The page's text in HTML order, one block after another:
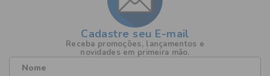
Cadastre seu E-mail
Receba promoções, lançamentos e
novidades em primeira mão.